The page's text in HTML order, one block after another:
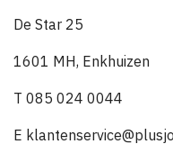
De Star 25
1601 MH, Enkhuizen
T 085 024 0044
E